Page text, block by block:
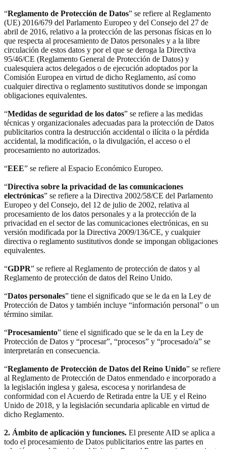
“Reglamento de Protección de Datos” se refiere al Reglamento
(UE) 2016/679 del Parlamento Europeo y del Consejo del 27 de
abril de 2016, relativo a la protección de las personas físicas en lo
que respecta al procesamiento de Datos personales y a la libre
circulación de estos datos y por el que se deroga la Directiva
95/46/CE (Reglamento General de Protección de Datos) y
cualesquiera actos delegados o de ejecución adoptados por la
Comisión Europea en virtud de dicho Reglamento, así como
cualquier directiva o reglamento sustitutivos donde se impongan
obligaciones equivalentes.
“Medidas de seguridad de los datos” se refiere a las medidas
técnicas y organizacionales adecuadas para la protección de Datos
publicitarios contra la destrucción accidental o ilícita o la pérdida
accidental, la modificación, o la divulgación, el acceso o el
procesamiento no autorizados.
“EEE” se refiere al Espacio Económico Europeo.
“Directiva sobre la privacidad de las comunicaciones
electrónicas” se refiere a la Directiva 2002/58/CE del Parlamento
Europeo y del Consejo, del 12 de julio de 2002, relativa al
procesamiento de los datos personales y a la protección de la
privacidad en el sector de las comunicaciones electrónicas, en su
versión modificada por la Directiva 2009/136/CE, y cualquier
directiva o reglamento sustitutivos donde se impongan obligaciones
equivalentes.
“GDPR” se refiere al Reglamento de protección de datos y al
Reglamento de protección de datos del Reino Unido.
“Datos personales” tiene el significado que se le da en la Ley de
Protección de Datos y también incluye “información personal” o un
término similar.
“Procesamiento” tiene el significado que se le da en la Ley de
Protección de Datos y “procesar”, “procesos” y “procesado/a” se
interpretarán en consecuencia.
“Reglamento de Protección de Datos del Reino Unido” se refiere
al Reglamento de Protección de Datos enmendado e incorporado a
la legislación inglesa y galesa, escocesa y norirlandesa de
conformidad con el Acuerdo de Retirada entre la UE y el Reino
Unido de 2018, y la legislación secundaria aplicable en virtud de
dicho Reglamento.
2. Ámbito de aplicación y funciones. El presente AID se aplica a
todo el procesamiento de Datos publicitarios entre las partes en